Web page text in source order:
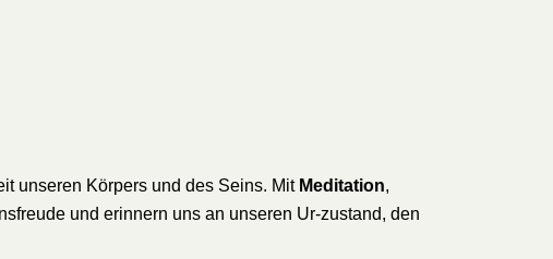
unseren Körpers und des Seins. Mit Meditation,
und erinnern uns an unseren Ur-zustand, den